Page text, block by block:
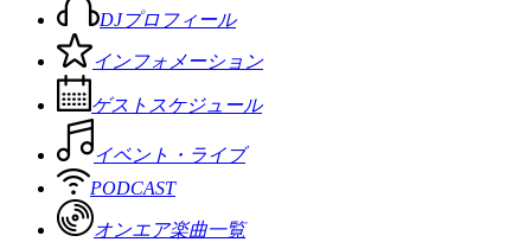
DJプロフィール
インフォメーション
ゲストスケジュール
イベント・ライブ
PODCAST
オンエア楽曲一覧